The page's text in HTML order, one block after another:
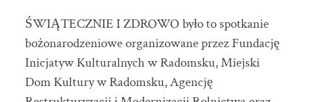
ŚWIĄTECZNIE I ZDROWO było to spotkanie
bożonarodzeniowe organizowane przez Fundację
Inicjatyw Kulturalnych w Radomsku, Miejski
Dom Kultury w Radomsku, Agencję